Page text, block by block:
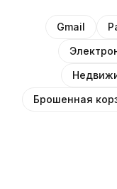
Gmail
Брошенная